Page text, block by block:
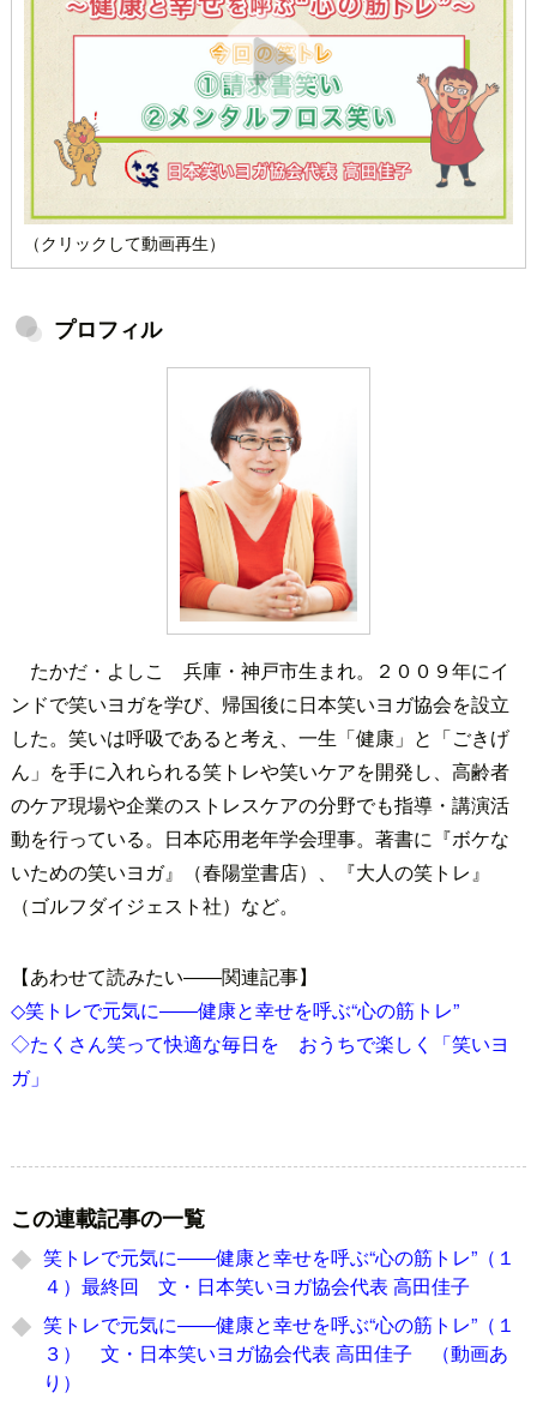
（クリックして動画再生）
プロフィル
たかだ・よしこ 兵庫・神戸市生まれ。２００９年にイ
ンドで笑いヨガを学び、帰国後に日本笑いヨガ協会を設立
した。笑いは呼吸であると考え、一生「健康」と「ごきげ
ん」を手に入れられる笑トレや笑いケアを開発し、高齢者
のケア現場や企業のストレスケアの分野でも指導・講演活
動を行っている。日本応用老年学会理事。著書に『ボケな
いための笑いヨガ』（春陽堂書店）、『大人の笑トレ』
（ゴルフダイジェスト社）など。
【あわせて読みたい――関連記事】
◇笑トレで元気に――健康と幸せを呼ぶ“心の筋トレ”
◇たくさん笑って快適な毎日を おうちで楽しく「笑いヨ
ガ」
この連載記事の一覧
笑トレで元気に――健康と幸せを呼ぶ“心の筋トレ”（１
４）最終回 文・日本笑いヨガ協会代表 高田佳子
笑トレで元気に――健康と幸せを呼ぶ“心の筋トレ”（１
３） 文・日本笑いヨガ協会代表 高田佳子 （動画あ
り）